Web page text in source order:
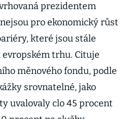
prezidentem
pro ekonomický růst
které jsou stále
trhu. Cituje
měnového fondu, podle
srovnatelné, jako
uvalovaly clo 45 procent